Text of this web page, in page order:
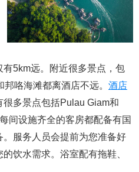
5km远。附近很多景点，包
咯海滩都离酒店不远。 酒店
很多景点包括Pulau Giam和
间设施齐全的客房都配备有国
服务人员会提前为您准备好
饮水需求。浴室配有拖鞋、